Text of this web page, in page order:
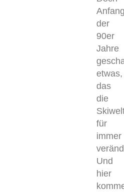
Anfang
der
90er
Jahre
etwas,
das
die
für
immer
Und
hier